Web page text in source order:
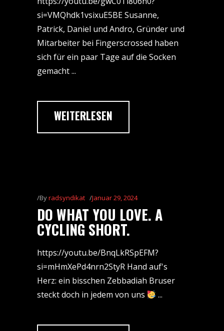
si=VMQhdk1vsixuE5BE Susanne,
Patrick, Daniel und Andro, Gründer und
Mitarbeiter bei Fingerscrossed haben
sich für ein paar Tage auf die Socken
gemacht
WEITERLESEN
Byradsyndikat Januar 29, 2024
DO WHAT YOU LOVE. A
CYCLING SHORT.
https://youtu.be/BnqLkRSpEFM?
si=mHmXePd4nrn2StyR Hand auf's
Herz: ein bisschen Zebbadiah Bruser
steckt doch in jedem von uns